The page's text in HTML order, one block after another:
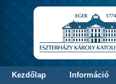
Kezdőlap Információ